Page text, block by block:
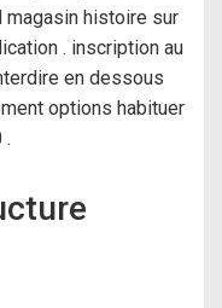
magasin histoire sur
. inscription au
en dessous
options habituer
.